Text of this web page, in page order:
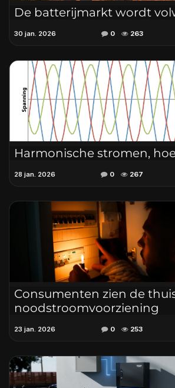
De batterijmarkt wordt
30 jan. 2026 0 263
Harmonische stromen,
28 jan. 2026 0 267
Consumenten zien de
noodstroomvoorziening
23 jan. 2026 0 253